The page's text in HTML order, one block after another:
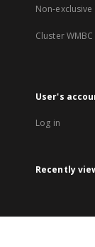
Non-
Cluster WMBC
User's
Log in
Recently